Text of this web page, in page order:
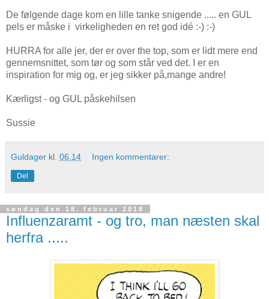
De følgende dage kom en lille tanke snigende ..... en GUL
pels er måske i virkeligheden en ret god idé :-) :-)
HURRA for alle jer, der er over the top, som er lidt mere end
gennemsnittet, som tør og som står ved det. I er en
inspiration for mig og, er jeg sikker på,mange andre!
Kærligst - og GUL påskehilsen
Sussie
Guldager kl. 06.14 Ingen kommentarer:
Del
søndag den 18. februar 2018
Influenzaramt - og tro, man næsten skal
herfra .....